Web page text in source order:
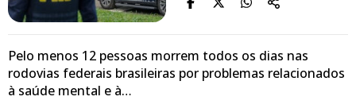
Pelo menos 12 pessoas morrem todos os dias nas
rodovias federais brasileiras por problemas relacionados
à saúde mental e à…